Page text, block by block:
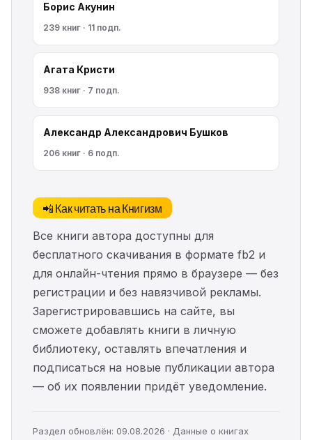
Борис Акунин
239 книг · 11 подп.
Агата Кристи
938 книг · 7 подп.
Александр Александрович Бушков
206 книг · 6 подп.
📲 Как читать на Книгизм
Все книги автора доступны для
бесплатного скачивания в формате fb2 и
для онлайн-чтения прямо в браузере — без
регистрации и без навязчивой рекламы.
Зарегистрировавшись на сайте, вы
сможете добавлять книги в личную
библиотеку, оставлять впечатления и
подписаться на новые публикации автора
— об их появлении придёт уведомление.
Раздел обновлён: 09.08.2026 · Данные о книгах